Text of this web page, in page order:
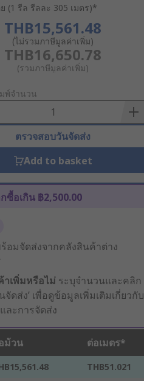
(1 รีล รีลละ 305 เมตร)*
THB15,561.48
(ไม่รวมภาษีมูลค่าเพิ่ม)
THB16,650.78
(รวมภาษีมูลค่าเพิ่ม)
พ์จำนวน
ตรวจสอบวันจัดส่ง
Add to basket
ซื้อเกิน ฿2,500.00
อมจัดส่งจากคลังสินค้าต่าง
เพิ่มหรือไม่ ระบุจำนวนและคลิก
จัดส่ง’ เพื่อดูข้อมูลเพิ่มเติมเกี่ยวกับ
ละการจัดส่ง
ม้วน ต่อเมตร*
THB51.021